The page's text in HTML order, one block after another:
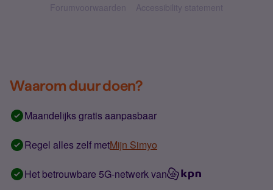
Forumvoorwaarden Accessibility statement
Waarom duur doen?
Maandelijks gratis aanpasbaar
Regel alles zelf metMijn Simyo
Het betrouwbare 5G-netwerk van